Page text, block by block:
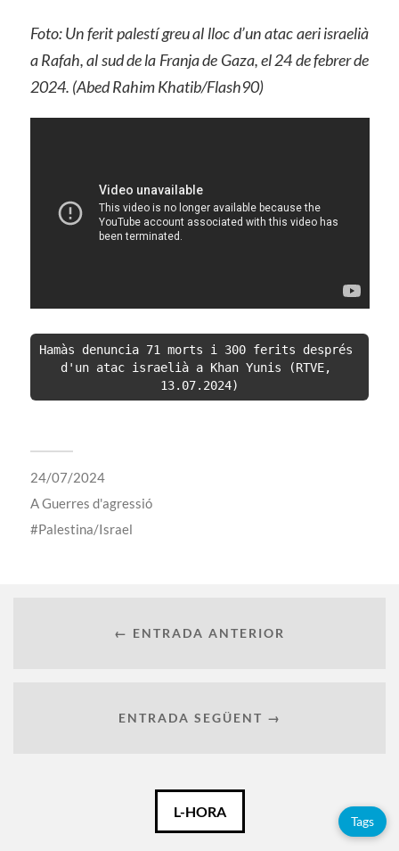
Foto: Un ferit palestí greu al lloc d’un atac aeri israelià
a Rafah, al sud de la Franja de Gaza, el 24 de febrer de
2024. (Abed Rahim Khatib/Flash90)
Hamàs denuncia 71 morts i 300 ferits després
d'un atac israelià a Khan Yunis (RTVE,
13.07.2024)
24/07/2024
AGuerres d'agressió
Palestina/Israel
← ENTRADA ANTERIOR
ENTRADA SEGÜENT →
L-HORA
Tags